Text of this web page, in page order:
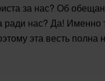
за нас? Об
ради нас? Да! Именно
эта весть